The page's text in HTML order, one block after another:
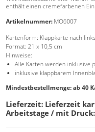
enthält einen cremefarbenen
Artikelnummer: MO6007
Kartenform: Klappkarte nach links
Format: 21 x 10,5 cm
Hinweise:
Alle Karten werden inklusive
inklusive klappbarem
Mindestbestellmenge: ab 40
Lieferzeit: Lieferzeit
Arbeitstage / mit